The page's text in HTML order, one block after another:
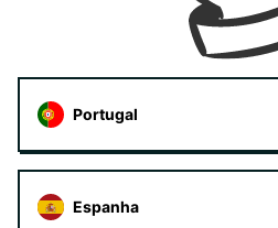
Portugal
Espanha